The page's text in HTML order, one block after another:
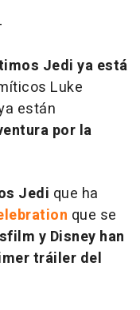
Jedi ya está
Luke
están
por la
Jedi que ha
que se
y Disney han
tráiler del